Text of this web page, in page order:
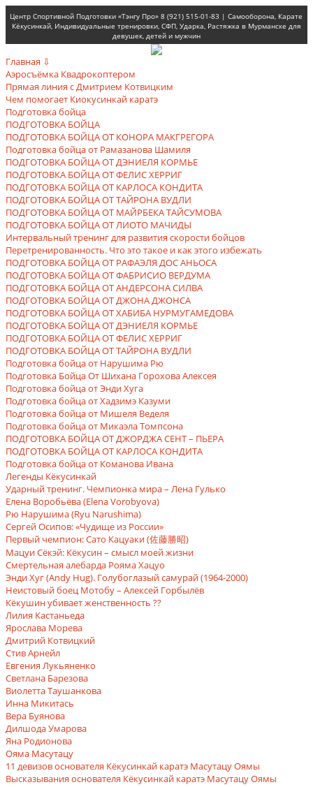
Центр Спортивной Подготовки «Тэнгу Про» 8 (921) 515-01-83 | Самооборона, Карате
Кёкусинкай, Индивидуальные тренировки, СФП, Ударка, Растяжка в Мурманске для
девушек, детей и мужчин
Главная ⇩
Аэросъёмка Квадрокоптером
Прямая линия с Дмитрием Котвицким
Чем помогает Киокусинкай каратэ
Подготовка бойца
ПОДГОТОВКА БОЙЦА
ПОДГОТОВКА БОЙЦА ОТ КОНОРА МАКГРЕГОРА
Подготовка бойца от Рамазанова Шамиля
ПОДГОТОВКА БОЙЦА ОТ ДЭНИЕЛЯ КОРМЬЕ
ПОДГОТОВКА БОЙЦА ОТ ФЕЛИС ХЕРРИГ
ПОДГОТОВКА БОЙЦА ОТ КАРЛОСА КОНДИТА
ПОДГОТОВКА БОЙЦА ОТ ТАЙРОНА ВУДЛИ
ПОДГОТОВКА БОЙЦА ОТ МАЙРБЕКА ТАЙСУМОВА
ПОДГОТОВКА БОЙЦА ОТ ЛИОТО МАЧИДЫ
Интервальный тренинг для развития скорости бойцов
Перетренированность. Что это такое и как этого избежать
ПОДГОТОВКА БОЙЦА ОТ РАФАЭЛЯ ДОС АНЬОСА
ПОДГОТОВКА БОЙЦА ОТ ФАБРИСИО ВЕРДУМА
ПОДГОТОВКА БОЙЦА ОТ АНДЕРСОНА СИЛВА
ПОДГОТОВКА БОЙЦА ОТ ДЖОНА ДЖОНСА
ПОДГОТОВКА БОЙЦА ОТ ХАБИБА НУРМУГАМЕДОВА
ПОДГОТОВКА БОЙЦА ОТ ДЭНИЕЛЯ КОРМЬЕ
ПОДГОТОВКА БОЙЦА ОТ ФЕЛИС ХЕРРИГ
ПОДГОТОВКА БОЙЦА ОТ ТАЙРОНА ВУДЛИ
Подготовка бойца от Нарушима Рю
Подготовка Бойца От Шихана Горохова Алексея
Подготовка бойца от Энди Хуга
Подготовка бойца от Хадзимэ Казуми
Подготовка бойца от Мишеля Веделя
Подготовка бойца от Микаэла Томпсона
ПОДГОТОВКА БОЙЦА ОТ ДЖОРДЖА СЕНТ – ПЬЕРА
ПОДГОТОВКА БОЙЦА ОТ КАРЛОСА КОНДИТА
Подготовка бойца от Команова Ивана
Легенды Кёкусинкай
Ударный тренинг. Чемпионка мира – Лена Гулько
Елена Воробьёва (Elena Vorobyova)
Рю Нарушима (Ryu Narushima)
Сергей Осипов: «Чудище из России»
Первый чемпион: Сато Кацуаки (佐藤勝昭)
Мацуи Сёкэй: Кёкусин – смысл моей жизни
Смертельная алебарда Рояма Хацуо
Энди Хуг (Andy Hug). Голубоглазый самурай (1964-2000)
Неистовый боец Мотобу – Алексей Горбылёв
Кёкушин убивает женственность ??
Лилия Кастаньеда
Ярослава Морева
Дмитрий Котвицкий
Стив Арнейл
Евгения Лукьяненко
Светлана Барезова
Виолетта Таушанкова
Инна Микитась
Вера Буянова
Дилшода Умарова
Яна Родионова
Ояма Масутацу
11 девизов основателя Кёкусинкай каратэ Масутацу Оямы
Высказывания основателя Кёкусинкай каратэ Масутацу Оямы